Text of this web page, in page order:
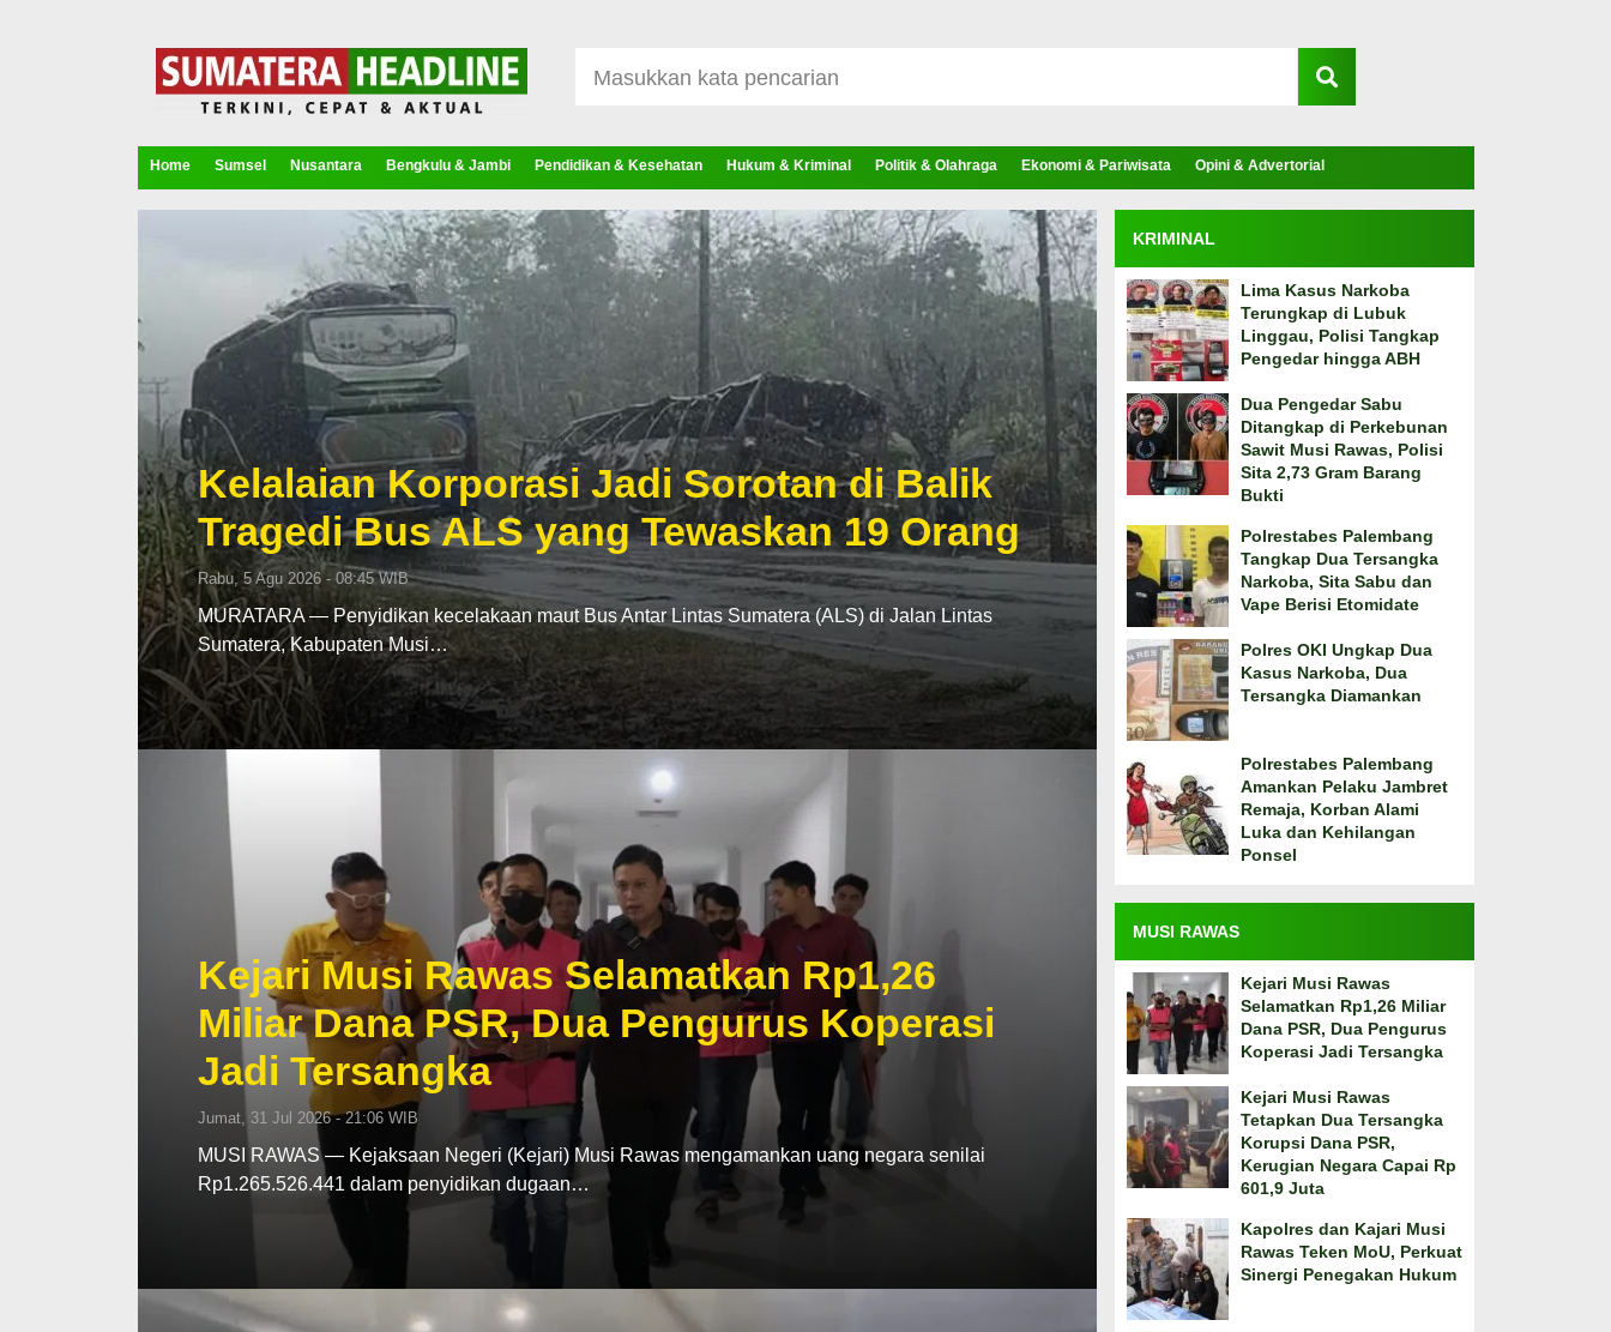
Home Sumsel Nusantara Bengkulu & Jambi Pendidikan & Kesehatan Hukum & Kriminal Politik & Olahraga Ekonomi & Pariwisata Opini & Advertorial
Kelalaian Korporasi Jadi Sorotan di Balik
Tragedi Bus ALS yang Tewaskan 19 Orang
Rabu, 5 Agu 2026 - 08:45 WIB
MURATARA — Penyidikan kecelakaan maut Bus Antar Lintas Sumatera (ALS) di Jalan Lintas
Sumatera, Kabupaten Musi…
Kejari Musi Rawas Selamatkan Rp1,26
Miliar Dana PSR, Dua Pengurus Koperasi
Jadi Tersangka
Jumat, 31 Jul 2026 - 21:06 WIB
MUSI RAWAS — Kejaksaan Negeri (Kejari) Musi Rawas mengamankan uang negara senilai
Rp1.265.526.441 dalam penyidikan dugaan…
KRIMINAL
Lima Kasus Narkoba
Terungkap di Lubuk
Linggau, Polisi Tangkap
Pengedar hingga ABH
Dua Pengedar Sabu
Ditangkap di Perkebunan
Sawit Musi Rawas, Polisi
Sita 2,73 Gram Barang
Bukti
Polrestabes Palembang
Tangkap Dua Tersangka
Narkoba, Sita Sabu dan
Vape Berisi Etomidate
Polres OKI Ungkap Dua
Kasus Narkoba, Dua
Tersangka Diamankan
Polrestabes Palembang
Amankan Pelaku Jambret
Remaja, Korban Alami
Luka dan Kehilangan
Ponsel
MUSI RAWAS
Kejari Musi Rawas
Selamatkan Rp1,26 Miliar
Dana PSR, Dua Pengurus
Koperasi Jadi Tersangka
Kejari Musi Rawas
Tetapkan Dua Tersangka
Korupsi Dana PSR,
Kerugian Negara Capai Rp
601,9 Juta
Kapolres dan Kajari Musi
Rawas Teken MoU, Perkuat
Sinergi Penegakan Hukum